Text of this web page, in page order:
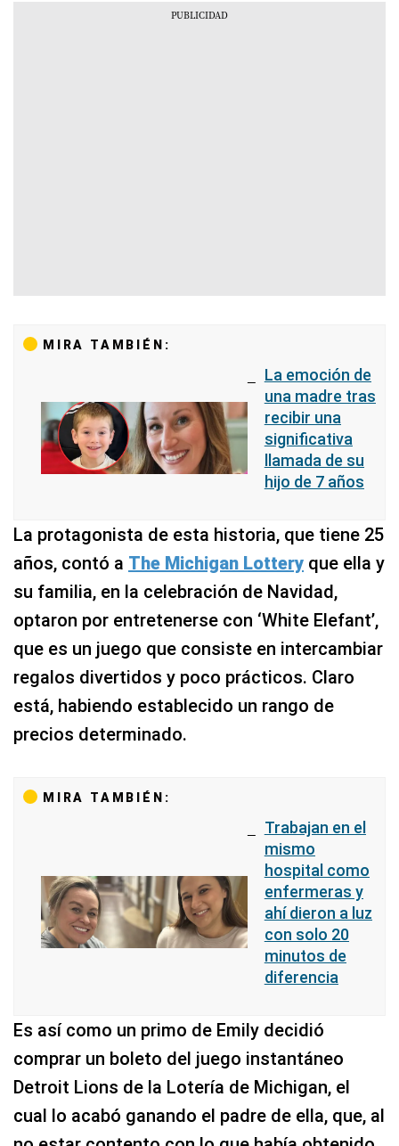
MIRA TAMBIÉN:
La emoción de
una madre tras
recibir una
significativa
llamada de su
hijo de 7 años
La protagonista de esta historia, que tiene 25
años, contó a The Michigan Lottery que ella y
su familia, en la celebración de Navidad,
optaron por entretenerse con ‘White Elefant’,
que es un juego que consiste en intercambiar
regalos divertidos y poco prácticos. Claro
está, habiendo establecido un rango de
precios determinado.
MIRA TAMBIÉN:
Trabajan en el
mismo
hospital como
enfermeras y
ahí dieron a luz
con solo 20
minutos de
diferencia
Es así como un primo de Emily decidió
comprar un boleto del juego instantáneo
Detroit Lions de la Lotería de Michigan, el
cual lo acabó ganando el padre de ella, que, al